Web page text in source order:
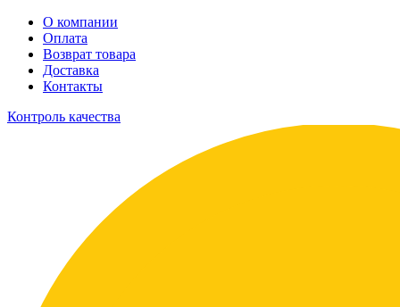
О компании
Оплата
Возврат товара
Доставка
Контакты
Контроль качества